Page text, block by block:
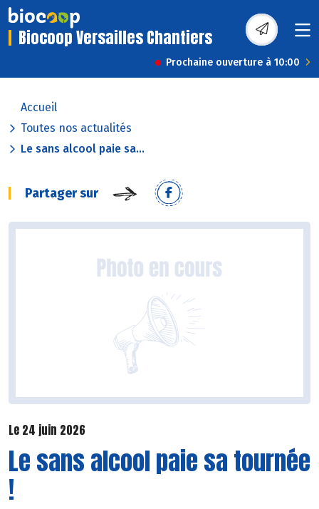
Biocoop Versailles Chantiers
Prochaine ouverture à 10:00
Accueil
Toutes nos actualités
Le sans alcool paie sa...
Partager sur
Le 24 juin 2026
Le sans alcool paie sa tournée
!